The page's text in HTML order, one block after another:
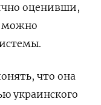
оценивши,
можно
что она
украинского